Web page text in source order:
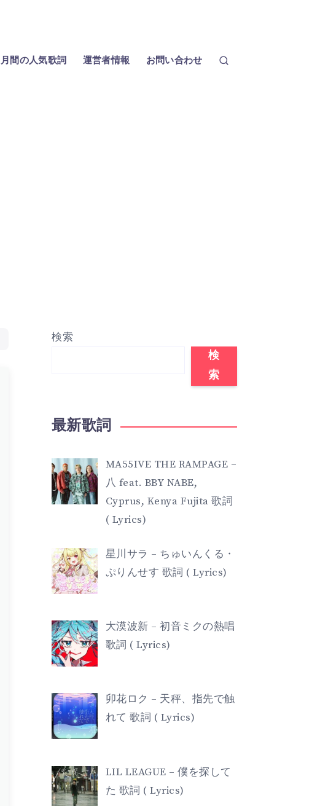
月間の人気歌詞 運営者情報 お問い合わせ
検索
検
索
最新歌詞
MA55IVE THE RAMPAGE –
八 feat. BBY NABE,
Cyprus, Kenya Fujita 歌詞
( Lyrics)
星川サラ – ちゅいんくる・
ぷりんせす 歌詞 ( Lyrics)
大漠波新 – 初音ミクの熱唱
歌詞 ( Lyrics)
卯花ロク – 天秤、指先で触
れて 歌詞 ( Lyrics)
LIL LEAGUE – 僕を探して
た 歌詞 ( Lyrics)